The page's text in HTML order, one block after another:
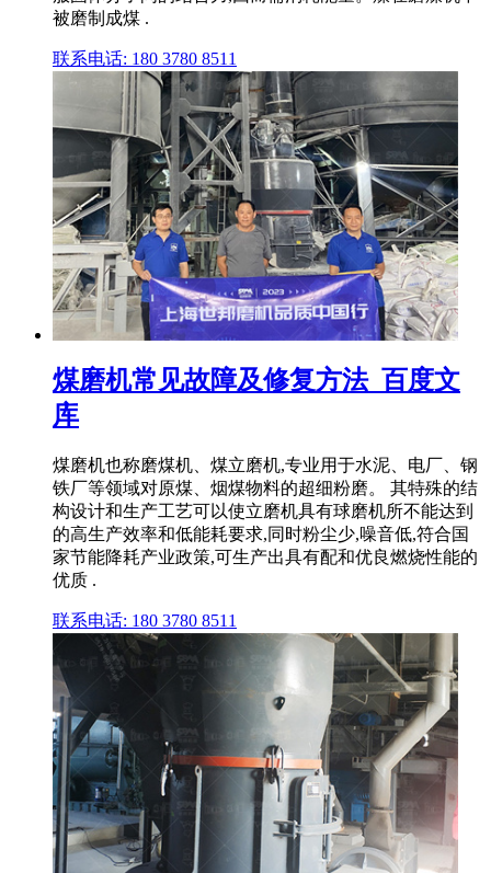
被磨制成煤 .
联系电话: 180 3780 8511
煤磨机常见故障及修复方法_百度文
库
煤磨机也称磨煤机、煤立磨机,专业用于水泥、电厂、钢
铁厂等领域对原煤、烟煤物料的超细粉磨。 其特殊的结
构设计和生产工艺可以使立磨机具有球磨机所不能达到
的高生产效率和低能耗要求,同时粉尘少,噪音低,符合国
家节能降耗产业政策,可生产出具有配和优良燃烧性能的
优质 .
联系电话: 180 3780 8511